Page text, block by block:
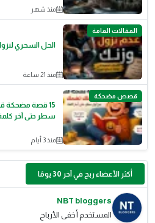
منذ شهر
المقالات العامة
الحل السحري
منذ 21 ساعة
قصص مضحكة
15 قصة
سطر حتى آخر
منذ 3 أيام
أكثر الأعضاء ربح في آخر 30 يومًا
NBT bloggers
المستخدم أخفى الأرباح